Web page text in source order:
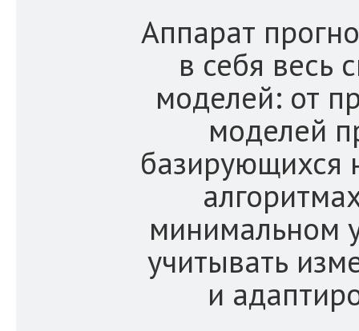
Аппарат
в себя весь
моделей: от
моделей
базирующихся
минимальном
учитывать
и